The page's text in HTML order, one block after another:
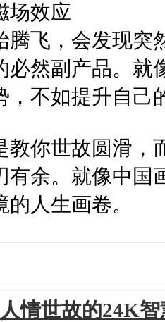
场效应
腾飞，会发现
必然副产品。就
，不如提升自己
教你世故圆滑，
有余。就像中国
人生画卷。
人情世故的24K